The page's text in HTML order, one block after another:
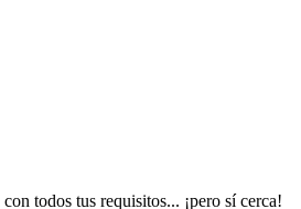
todos tus requisitos... ¡pero sí cerca!